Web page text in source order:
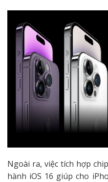
Ngoài ra, việc tích hợp
hành iOS 16 giúp cho